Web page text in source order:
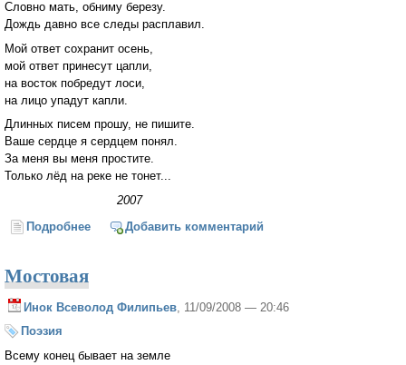
Словно мать, обниму березу.
Дождь давно все следы расплавил.
Мой ответ сохранит осень,
мой ответ принесут цапли,
на восток побредут лоси,
на лицо упадут капли.
Длинных писем прошу, не пишите.
Ваше сердце я сердцем понял.
За меня вы меня простите.
Только лёд на реке не тонет...
2007
Подробнее о ОтветДобавить комментарий
Мостовая
Инок Всеволод Филипьев , 11/09/2008 — 20:46
Поэзия
Всему конец бывает на земле